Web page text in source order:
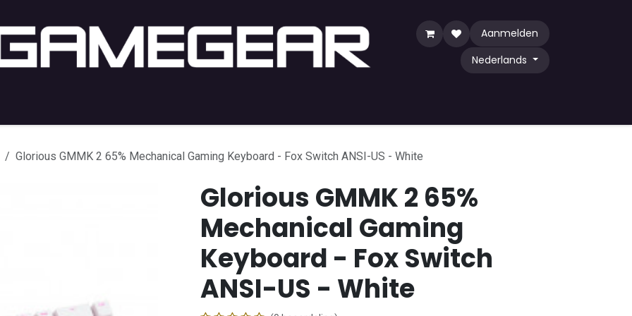
Aanmelden
Nederlands
Glorious GMMK 2 65% Mechanical Gaming Keyboard - Fox Switch ANSI-US - White
Glorious GMMK 2 65%
Mechanical Gaming
Keyboard - Fox Switch
ANSI-US - White